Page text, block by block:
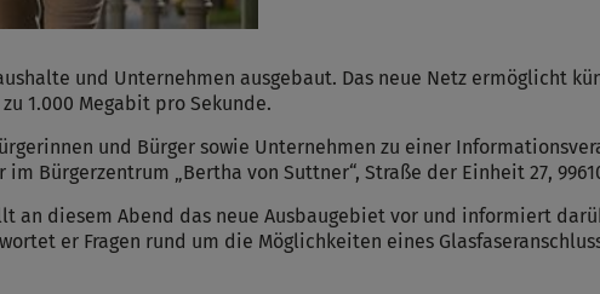
und Unternehmen ausgebaut. Das neue Netz ermöglicht
1.000 Megabit pro Sekunde.
und Bürger sowie Unternehmen zu einer
im Bürgerzentrum „Bertha von Suttner“, Straße der Einheit 27,
an diesem Abend das neue Ausbaugebiet vor und informiert
er Fragen rund um die Möglichkeiten eines